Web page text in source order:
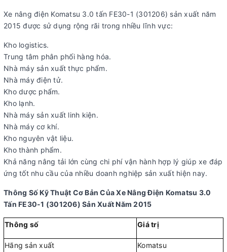
Xe nâng điện Komatsu 3.0 tấn FE30-1 (301206) sản xuất năm
2015 được sử dụng rộng rãi trong nhiều lĩnh vực:
Kho logistics.
Trung tâm phân phối hàng hóa.
Nhà máy sản xuất thực phẩm.
Nhà máy điện tử.
Kho dược phẩm.
Kho lạnh.
Nhà máy sản xuất linh kiện.
Nhà máy cơ khí.
Kho nguyên vật liệu.
Kho thành phẩm.
Khả năng nâng tải lớn cùng chi phí vận hành hợp lý giúp xe đáp
ứng tốt nhu cầu của nhiều doanh nghiệp sản xuất hiện nay.
Thông Số Kỹ Thuật Cơ Bản Của Xe Nâng Điện Komatsu 3.0
Tấn FE30-1 (301206) Sản Xuất Năm 2015
Thông số Giá trị
Hãng sản xuất Komatsu